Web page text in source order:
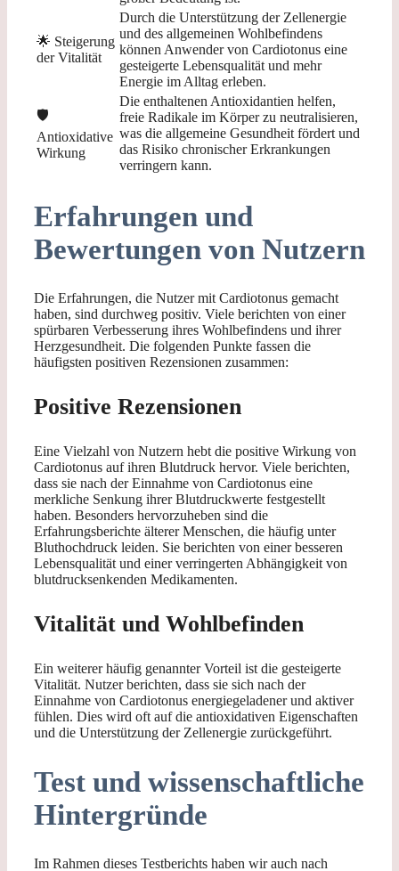
🌟 Steigerung
der Vitalität
Durch die Unterstützung der Zellenergie
und des allgemeinen Wohlbefindens
können Anwender von Cardiotonus eine
gesteigerte Lebensqualität und mehr
Energie im Alltag erleben.
🛡️
Antioxidative
Wirkung
Die enthaltenen Antioxidantien helfen,
freie Radikale im Körper zu neutralisieren,
was die allgemeine Gesundheit fördert und
das Risiko chronischer Erkrankungen
verringern kann.
Erfahrungen und
Bewertungen von Nutzern
Die Erfahrungen, die Nutzer mit Cardiotonus gemacht
haben, sind durchweg positiv. Viele berichten von einer
spürbaren Verbesserung ihres Wohlbefindens und ihrer
Herzgesundheit. Die folgenden Punkte fassen die
häufigsten positiven Rezensionen zusammen:
Positive Rezensionen
Eine Vielzahl von Nutzern hebt die positive Wirkung von
Cardiotonus auf ihren Blutdruck hervor. Viele berichten,
dass sie nach der Einnahme von Cardiotonus eine
merkliche Senkung ihrer Blutdruckwerte festgestellt
haben. Besonders hervorzuheben sind die
Erfahrungsberichte älterer Menschen, die häufig unter
Bluthochdruck leiden. Sie berichten von einer besseren
Lebensqualität und einer verringerten Abhängigkeit von
blutdrucksenkenden Medikamenten.
Vitalität und Wohlbefinden
Ein weiterer häufig genannter Vorteil ist die gesteigerte
Vitalität. Nutzer berichten, dass sie sich nach der
Einnahme von Cardiotonus energiegeladener und aktiver
fühlen. Dies wird oft auf die antioxidativen Eigenschaften
und die Unterstützung der Zellenergie zurückgeführt.
Test und wissenschaftliche
Hintergründe
Im Rahmen dieses Testberichts haben wir auch nach